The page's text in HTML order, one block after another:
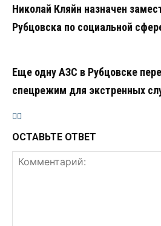
Николай Кляйн назначен
Рубцовска по социальной
Еще одну АЗС в Рубцовске
спецрежим для экстренных
ОСТАВЬТЕ ОТВЕТ